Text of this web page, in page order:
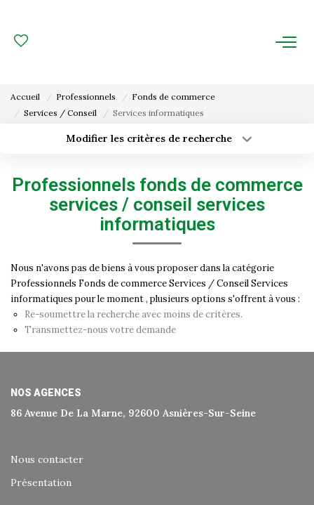
ESTIMATION
Gestion Locative
Gestion De Copropriété
NOUS CONNAITRE
Nos Agences
Historique
Nos Valeurs
Accueil Professionnels
Fonds de commerce
Services / Conseil
Services informatiques
Modifier les critères de recherche
Type de bien
Surface min
Plus de critères
Créer une alerte
Professionnels fonds de commerce
services / conseil services
informatiques
Nous n'avons pas de biens à vous proposer dans la catégorie
Professionnels Fonds de commerce Services / Conseil Services
informatiques pour le moment , plusieurs options s'offrent à vous :
Re-soumettre la recherche avec moins de critères.
Transmettez-nous votre demande
NOS AGENCES
86 Avenue De La Marne, 92600 Asnières-Sur-Seine
Nous contacter
Présentation